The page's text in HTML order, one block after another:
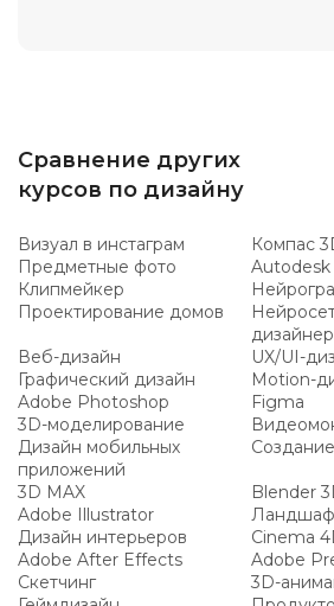
Сравнение других
курсов по дизайну
Визуал в инстаграм
Компас
Предметные фото
Autodesk
Клипмейкер
Проектирование домов
Веб-дизайн
UX/UI-
Графический дизайн
Motion-
Adobe Photoshop
Figma
3D-моделирование
Дизайн мобильных
приложений
3D MAX
Blender
Adobe Illustrator
Дизайн интерьеров
Cinema
Adobe After Effects
Adobe
Скетчинг
3D-